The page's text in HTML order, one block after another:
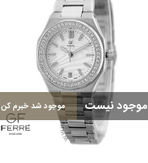
موجود نیست موجود شد خبرم کن